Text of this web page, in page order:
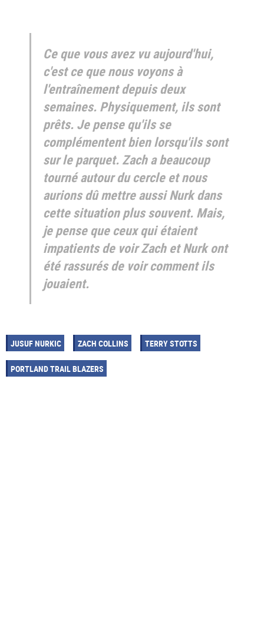
Ce que vous avez vu aujourd'hui,
c'est ce que nous voyons à
l'entraînement depuis deux
semaines. Physiquement, ils sont
prêts. Je pense qu'ils se
complémentent bien lorsqu'ils sont
sur le parquet. Zach a beaucoup
tourné autour du cercle et nous
aurions dû mettre aussi Nurk dans
cette situation plus souvent. Mais,
je pense que ceux qui étaient
impatients de voir Zach et Nurk ont
été rassurés de voir comment ils
jouaient.
JUSUF NURKIC ZACH COLLINS TERRY STOTTS
PORTLAND TRAIL BLAZERS